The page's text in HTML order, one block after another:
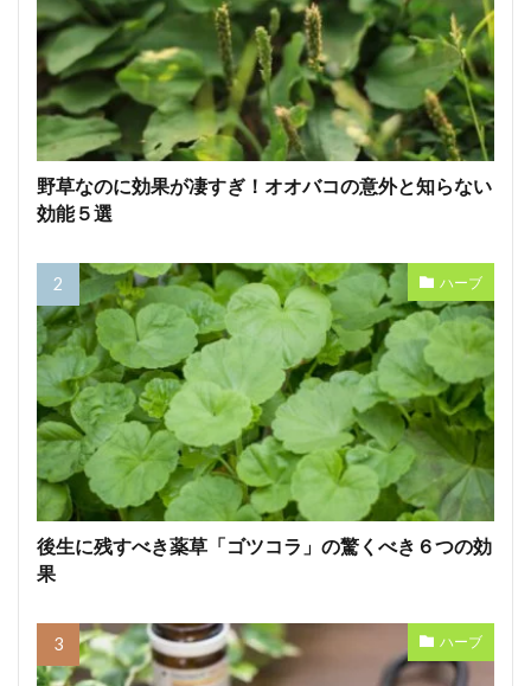
野草なのに効果が凄すぎ！オオバコの意外と知らない
効能５選
ハーブ
後生に残すべき薬草「ゴツコラ」の驚くべき６つの効
果
ハーブ